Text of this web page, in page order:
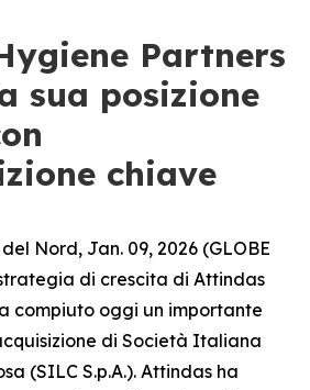
Partners
sua posizione
chiave
Nord, Jan. 09, 2026 (GLOBE
di crescita di Attindas
compiuto oggi un importante
di Società Italiana
(SILC S.p.A.). Attindas ha